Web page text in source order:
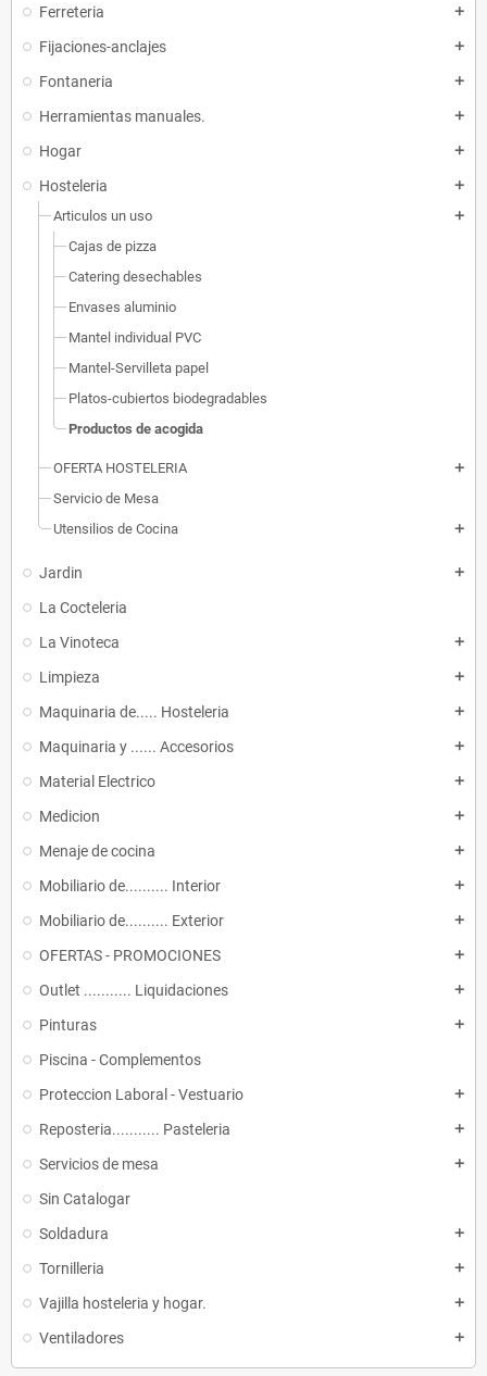
Ferreteria add
Fijaciones-anclajes add
Fontaneria add
Herramientas manuales. add
Hogar add
Hosteleria add
Articulos un uso add
Cajas de pizza
Catering desechables
Envases aluminio
Mantel individual PVC
Mantel-Servilleta papel
Platos-cubiertos biodegradables
Productos de acogida
OFERTA HOSTELERIA add
Servicio de Mesa
Utensilios de Cocina
add
Jardin add
La Cocteleria
La Vinoteca
add
Limpieza add
Maquinaria de..... Hosteleria add
Maquinaria y ...... Accesorios add
Material Electrico add
Medicion add
Menaje de cocina add
Mobiliario de.......... Interior add
Mobiliario de.......... Exterior add
OFERTAS - PROMOCIONES add
Outlet ........... Liquidaciones add
Pinturas add
Piscina - Complementos
Proteccion Laboral - Vestuario
add
Reposteria........... Pasteleria add
Servicios de mesa add
Sin Catalogar
Soldadura
add
Tornilleria add
Vajilla hosteleria y hogar. add
Ventiladores add